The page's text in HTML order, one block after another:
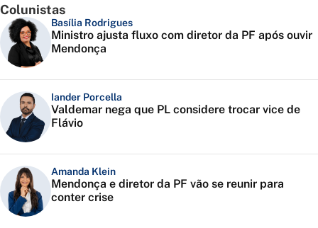
Colunistas
Basília Rodrigues
Ministro ajusta fluxo com diretor da PF após ouvir
Mendonça
Iander Porcella
Valdemar nega que PL considere trocar vice de
Flávio
Amanda Klein
Mendonça e diretor da PF vão se reunir para
conter crise